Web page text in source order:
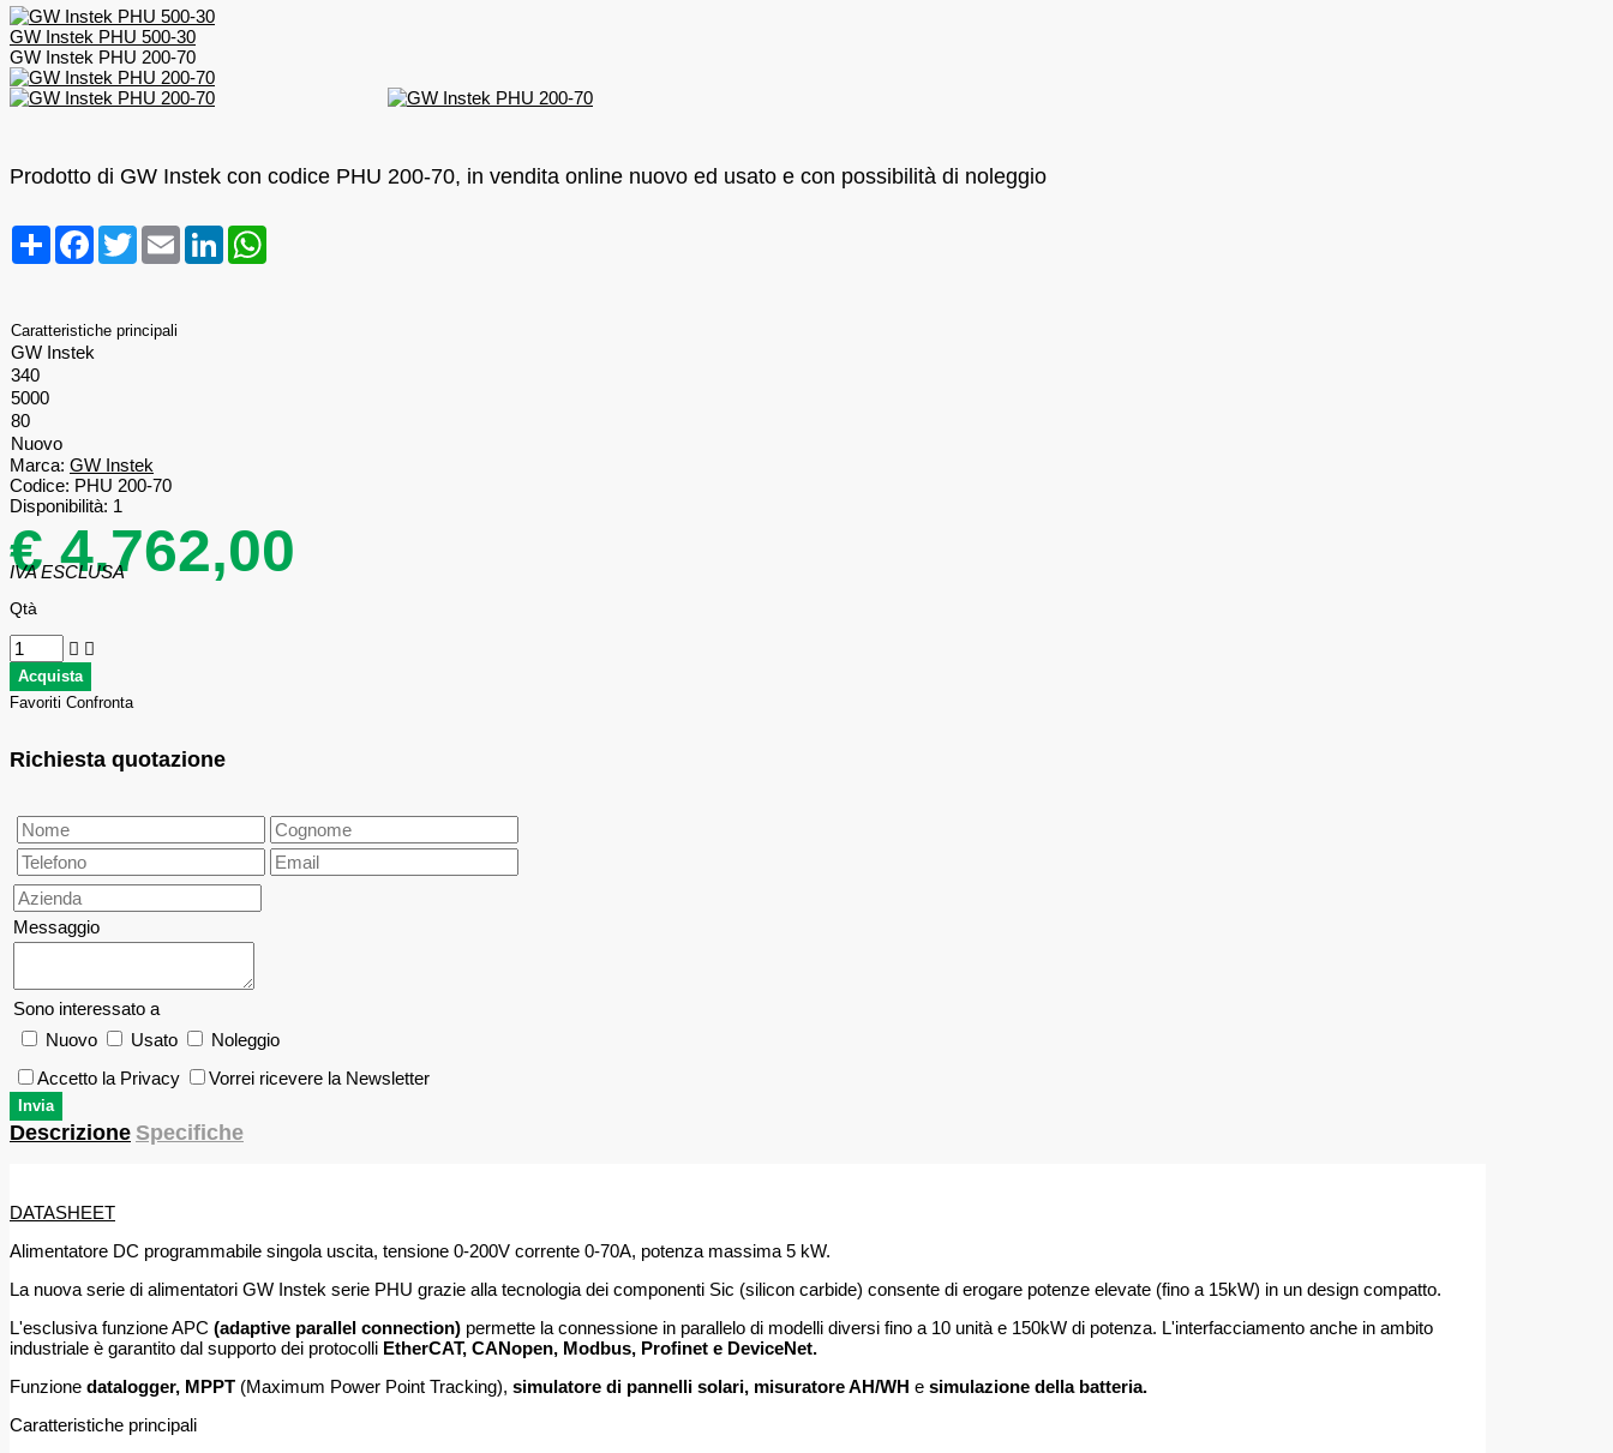
GW Instek PHU 500-30
GW Instek PHU 200-70
Prodotto di GW Instek con codice PHU 200-70, in vendita online nuovo ed usato e con possibilità di noleggio
CondividiFacebook
TwitterEmail LinkedIn
Caratteristiche principali
GW Instek
340
5000
80
Nuovo
Marca: GW Instek
Codice: PHU 200-70
Disponibilità: 1
€ 4.762,00
IVA ESCLUSA
Qtà
Favoriti Confronta
Richiesta quotazione
Messaggio
Sono interessato a
Nuovo
Usato
Noleggio
Accetto la Privacy
Vorrei ricevere la Newsletter
Descrizione Specifiche
DATASHEET
Alimentatore DC programmabile singola uscita, tensione 0-200V corrente 0-70A, potenza massima 5 kW.
La nuova serie di alimentatori GW Instek serie PHU grazie alla tecnologia dei componenti Sic (silicon carbide) consente di erogare potenze elevate (fino a 15kW) in un design compatto.
L'esclusiva funzione APC (adaptive parallel connection) permette la connessione in parallelo di modelli diversi fino a 10 unità e 150kW di potenza. L'interfacciamento anche in ambito
industriale è garantito dal supporto dei protocolli EtherCAT, CANopen, Modbus, Profinet e DeviceNet.
Funzione datalogger, MPPT (Maximum Power Point Tracking), simulatore di pannelli solari, misuratore AH/WH e simulazione della batteria.
Caratteristiche principali